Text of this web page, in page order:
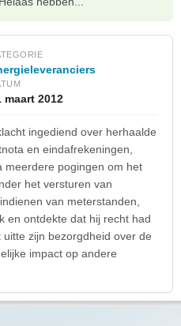
maart 2012
ingediend over herhaalde
en eindafrekeningen,
meerdere pogingen om het
het versturen van
van meterstanden,
en ontdekte dat hij recht had
zijn bezorgdheid over de
impact op andere